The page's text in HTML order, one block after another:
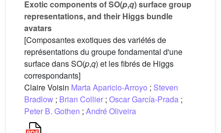
Exotic components of SO(p,q) surface group
representations, and their Higgs bundle
avatars
[Composantes exotiques des variétés de
représentations du groupe fondamental d'une
surface dans SO(p,q) et les fibrés de Higgs
correspondants]
Claire Voisin Marta Aparicio-Arroyo ; Steven
Bradlow ; Brian Collier ; Oscar García-Prada ;
Peter B. Gothen ; André Oliveira